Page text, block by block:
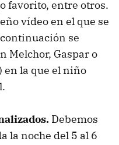
favorito, entre otros.
vídeo en el que se
se
Melchor, Gaspar o
en la que el niño
Debemos
la noche del 5 al 6